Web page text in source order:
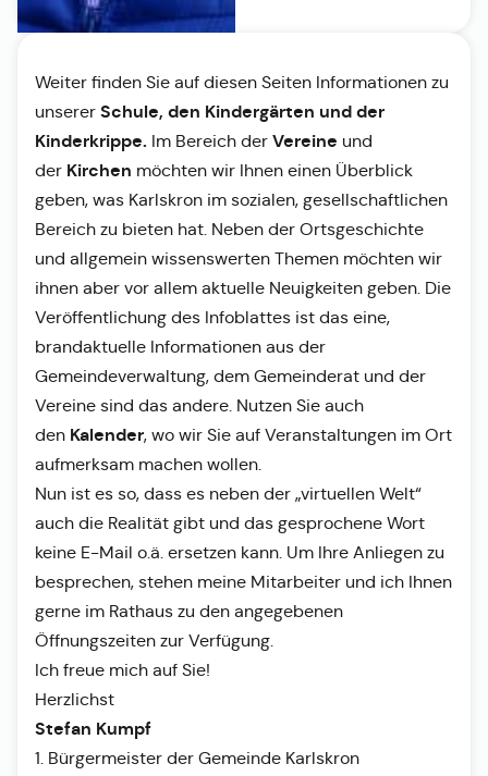
Weiter finden Sie auf diesen Seiten Informationen zu
unserer Schule, den Kindergärten und der
Kinderkrippe. Im Bereich der Vereine und
der Kirchen möchten wir Ihnen einen Überblick
geben, was Karlskron im sozialen, gesellschaftlichen
Bereich zu bieten hat. Neben der Ortsgeschichte
und allgemein wissenswerten Themen möchten wir
ihnen aber vor allem aktuelle Neuigkeiten geben. Die
Veröffentlichung des Infoblattes ist das eine,
brandaktuelle Informationen aus der
Gemeindeverwaltung, dem Gemeinderat und der
Vereine sind das andere. Nutzen Sie auch
den Kalender, wo wir Sie auf Veranstaltungen im Ort
aufmerksam machen wollen.
Nun ist es so, dass es neben der „virtuellen Welt“
auch die Realität gibt und das gesprochene Wort
keine E-Mail o.ä. ersetzen kann. Um Ihre Anliegen zu
besprechen, stehen meine Mitarbeiter und ich Ihnen
gerne im Rathaus zu den angegebenen
Öffnungszeiten zur Verfügung.
Ich freue mich auf Sie!
Herzlichst
Stefan Kumpf
1. Bürgermeister der Gemeinde Karlskron